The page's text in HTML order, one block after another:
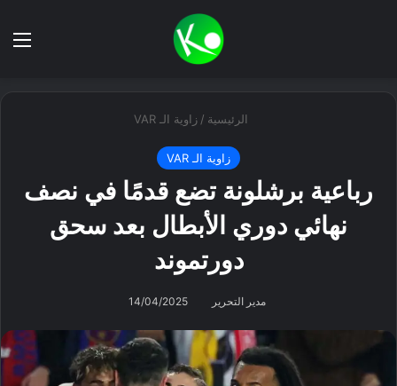
الرئيسية / زاوية الـ VAR
زاوية الـ VAR
رباعية برشلونة تضع قدمًا في نصف
نهائي دوري الأبطال بعد سحق
دورتموند
مدير التحرير 14/04/2025